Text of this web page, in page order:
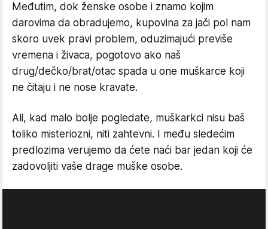
Međutim, dok ženske osobe i znamo kojim
darovima da obradujemo, kupovina za jači pol nam
skoro uvek pravi problem, oduzimajući previše
vremena i živaca, pogotovo ako naš
drug/dečko/brat/otac spada u one muškarce koji
ne čitaju i ne nose kravate.
Ali, kad malo bolje pogledate, muškarkci nisu baš
toliko misteriozni, niti zahtevni. I među sledećim
predlozima verujemo da ćete naći bar jedan koji će
zadovoljiti vaše drage muške osobe.